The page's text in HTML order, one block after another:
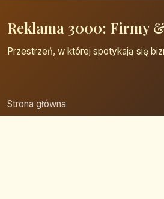
Reklama 3000: Firmy
Przestrzeń, w której spotykają się
Strona główna